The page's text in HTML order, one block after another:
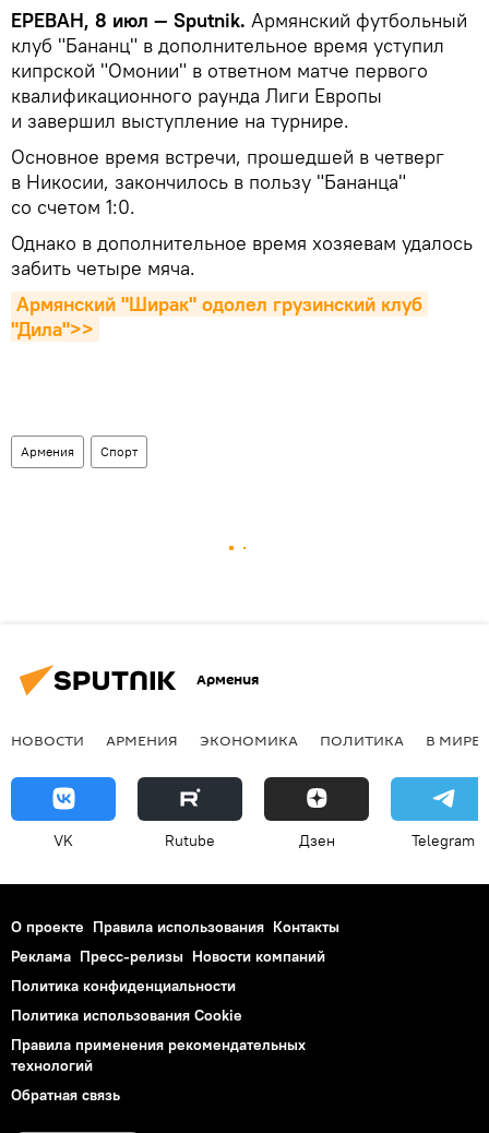
ЕРЕВАН, 8 июл — Sputnik. Армянский футбольный
клуб "Бананц" в дополнительное время уступил
кипрской "Омонии" в ответном матче первого
квалификационного раунда Лиги Европы
и завершил выступление на турнире.
Основное время встречи, прошедшей в четверг
в Никосии, закончилось в пользу "Бананца"
со счетом 1:0.
Однако в дополнительное время хозяевам удалось
забить четыре мяча.
Армянский "Ширак" одолел грузинский клуб
"Дила">>
Армения Спорт
Армения
НОВОСТИ АРМЕНИЯ ЭКОНОМИКА ПОЛИТИКА В МИРЕ
VK Rutube Дзен Telegram
О проекте Правила использования Контакты
Реклама Пресс-релизы Новости компаний
Политика конфиденциальности
Политика использования Cookie
Правила применения рекомендательных
технологий
Обратная связь